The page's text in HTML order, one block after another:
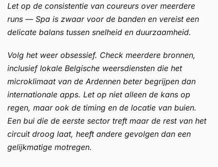
Let op de consistentie van coureurs over meerdere
runs — Spa is zwaar voor de banden en vereist een
delicate balans tussen snelheid en duurzaamheid.
Volg het weer obsessief. Check meerdere bronnen,
inclusief lokale Belgische weersdiensten die het
microklimaat van de Ardennen beter begrijpen dan
internationale apps. Let op niet alleen de kans op
regen, maar ook de timing en de locatie van buien.
Een bui die de eerste sector treft maar de rest van het
circuit droog laat, heeft andere gevolgen dan een
gelijkmatige motregen.